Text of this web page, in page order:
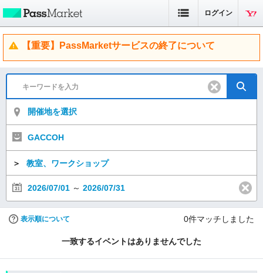
ログイン
【重要】PassMarketサービスの終了について
開催地を選択
GACCOH
＞ 教室、ワークショップ
2026/07/01 ～ 2026/07/31
表示順について 0件マッチしました
一致するイベントはありませんでした